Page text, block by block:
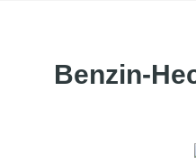
Benzin-
Bildergalerie